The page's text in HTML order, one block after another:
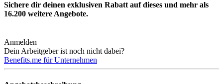
Sichere dir deinen exklusiven Rabatt auf dieses und mehr als
16.200 weitere Angebote.
Anmelden
Dein Arbeitgeber ist noch nicht dabei?
Benefits.me für Unternehmen